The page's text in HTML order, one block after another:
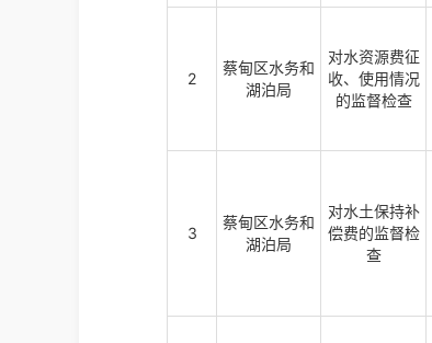
2
蔡甸区水务和
湖泊局
对水资源费征
收、使用情况
的监督检查
3
蔡甸区水务和
湖泊局
对水土保持补
偿费的监督检
查